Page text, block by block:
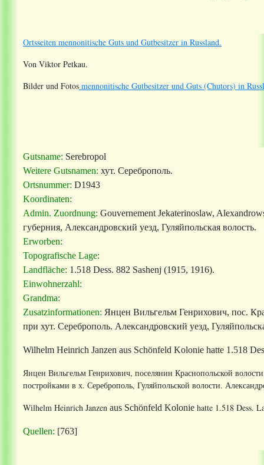
Ortsseiten mennonitische Guts und Gutbesitzer in Russland.
Von Viktor Petkau.
Bilder und Fotos mennonitische Gutbesitzer und Guts (Chutors) in
Gutsname: Serebropol
Weitere Gutsnamen: хут. Сереброполь.
Ortsnummer: D1943
Koordinaten:
Admin. Zuordnung: Gouvernement Jekaterinoslaw,
губерния, Александровский уезд, Гуляйпольская волость.
Erworben:
Topografische Lage:
Landfläche: 1.518 Dess. 882 Sashenj (1915, 1916).
Einwohnerzahl:
Grandma:
Zusatzinformationen: Янцен Вильгельм Генрихович, пос.
при хут. Сереброполь. Александровский уезд,
Wilhelm Heinrich Janzen aus Schönfeld Kolonie hatte 1.518
Янцен Вильгельм Генрихович, поселянин Краснопольской
постройками в х. Сереброполь, Гуляйпольской волости.
Wilhelm Heinrich Janzen aus Schönfeld Kolonie hatte 1.518 Dess.
Quellen: [763]